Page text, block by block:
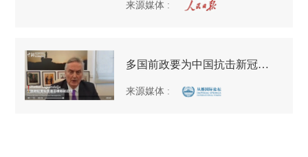
来源媒体 :
多国前政要为中国抗击新冠肺炎疫情鼓劲加油：我们与中国同在！
来源媒体 :